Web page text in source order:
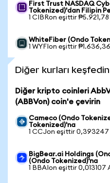
First Trust NASDAQ
Tokenized)'dan Filipin
1 CIBRon eşittir ₱5.921,78
WhiteFiber (Ondo
1 WYFIon eşittir ₱1.636,36
Diğer kurları keşfedin
Diğer kripto coinleri
(ABBVon) coin'e çevirin
Cameco (Ondo
Tokenized)'na
1 CCJon eşittir 0,393247
BigBear.ai Holdings
(Ondo Tokenized)'na
1 BBAIon eşittir 0,013107